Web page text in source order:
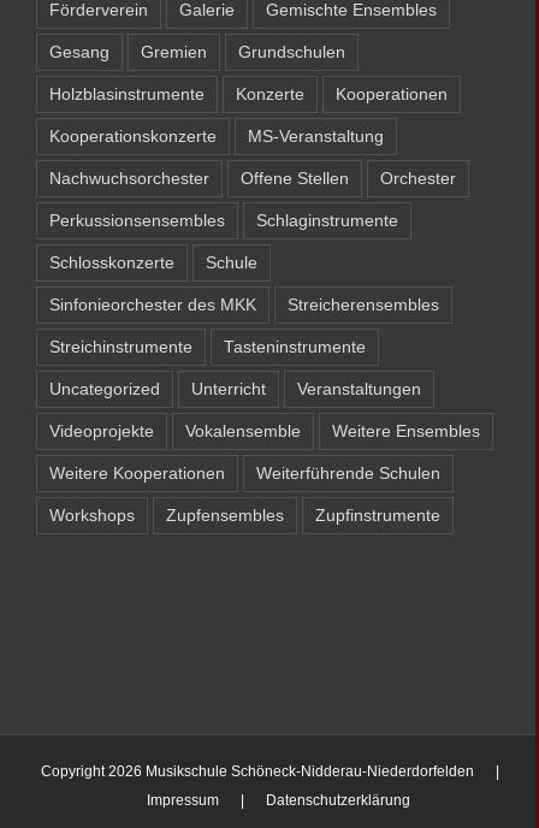
Förderverein Galerie Gemischte Ensembles
Gesang Gremien Grundschulen
Holzblasinstrumente Konzerte Kooperationen
Kooperationskonzerte MS-Veranstaltung
Nachwuchsorchester Offene Stellen Orchester
Perkussionsensembles Schlaginstrumente
Schlosskonzerte Schule
Sinfonieorchester des MKK Streicherensembles
Streichinstrumente Tasteninstrumente
Uncategorized Unterricht Veranstaltungen
Videoprojekte Vokalensemble Weitere Ensembles
Weitere Kooperationen Weiterführende Schulen
Workshops Zupfensembles Zupfinstrumente
Copyright2026 Musikschule Schöneck-Nidderau-Niederdorfelden |
Impressum
Datenschutzerklärung